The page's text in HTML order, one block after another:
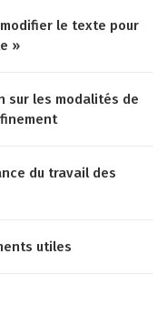
le texte pour
»
sur les modalités de
du travail des
utiles